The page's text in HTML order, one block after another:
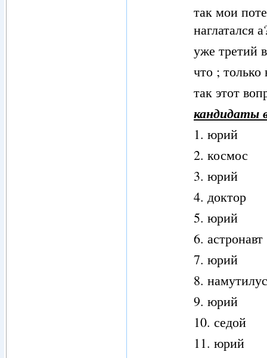
так мои
наглатался
уже третий
что ; только
так этот
кандидаты
1. юрий
2. космос
3. юрий
4. доктор
5. юрий
6. астронавт
7. юрий
8. намутилус
9. юрий
10. седой
11. юрий